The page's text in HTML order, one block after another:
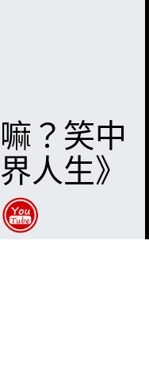
？笑中
人生》